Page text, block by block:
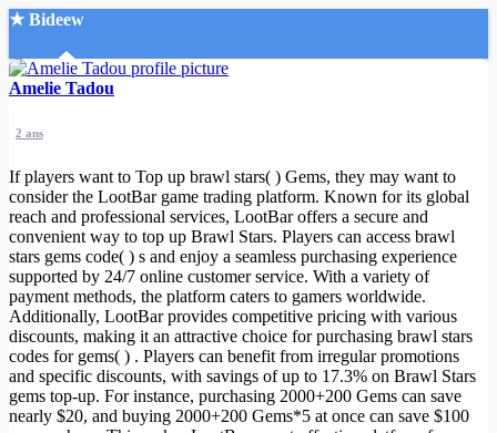
★ Bideew
Accueil
Recherche Avancée
Mon compte
Connexion
Créer un compte
Mode nuit
Amelie Tadou
2 ans
If players want to Top up brawl stars( ) Gems, they may want to
consider the LootBar game trading platform. Known for its global
reach and professional services, LootBar offers a secure and
convenient way to top up Brawl Stars. Players can access brawl
stars gems code( ) s and enjoy a seamless purchasing experience
supported by 24/7 online customer service. With a variety of
payment methods, the platform caters to gamers worldwide.
Additionally, LootBar provides competitive pricing with various
discounts, making it an attractive choice for purchasing brawl stars
codes for gems( ) . Players can benefit from irregular promotions
and specific discounts, with savings of up to 17.3% on Brawl Stars
gems top-up. For instance, purchasing 2000+200 Gems can save
nearly $20, and buying 2000+200 Gems*5 at once can save $100